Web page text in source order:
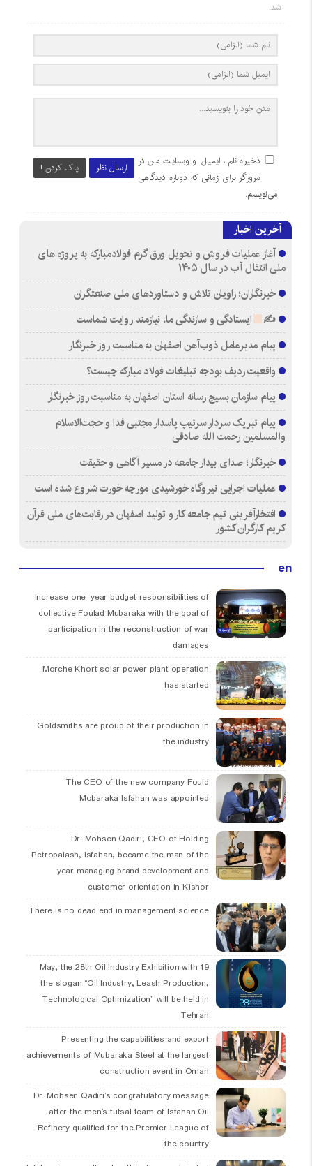
شد.
ارسال نظر پاک کردن !
ذخیره نام، ایمیل و وبسایت من در
مرورگر برای زمانی که دوباره دیدگاهی
می‌نویسم.
آخرین اخبار
آغاز عملیات فروش و تحویل ورق گرم فولادمبارکه به پروژه های
ملی انتقال آب در سال ۱۴۰۵
خبرنگاران؛ راویان تلاش و دستاوردهای ملی صنعتگران
✍
ایستادگی و سازندگی ما، نیازمند روایت شماست
پیام مدیرعامل ذوب‌آهن اصفهان به مناسبت روز خبرنگار
واقعیت ردیف بودجه تبلیغات فولاد مبارکه چیست؟
پیام سازمان بسیج رسانه استان اصفهان به مناسبت روز خبرنگار
پیام تبریک سردار سرتیپ پاسدار مجتبی فدا و حجت‌الاسلام
والمسلمین رحمت الله صادقی
خبرنگار؛ صدای بیدار جامعه در مسیر آگاهی و حقیقت
عملیات اجرایی نیروگاه خورشیدی مورچه خورت شروع شده است
افتخارآفرینی تیم جامعه کار و تولید اصفهان در رقابت‌های ملی قرآن
کریم کارگران کشور
en
Increase one-year budget responsibilities of
collective Foulad Mubaraka with the goal of
participation in the reconstruction of war
damages
Morche Khort solar power plant operation
has started
Goldsmiths are proud of their production in
the industry
The CEO of the new company Fould
Mobaraka Isfahan was appointed
Dr. Mohsen Qadiri, CEO of Holding
Petropalash, Isfahan, became the man of the
year managing brand development and
customer orientation in Kishor
There is no dead end in management science
19 May, the 28th Oil Industry Exhibition with
the slogan “Oil Industry, Leash Production,
Technological Optimization” will be held in
Tehran
Presenting the capabilities and export
achievements of Mubaraka Steel at the largest
construction event in Oman
Dr. Mohsen Qadiri’s congratulatory message
after the men’s futsal team of Isfahan Oil
Refinery qualified for the Premier League of
the country